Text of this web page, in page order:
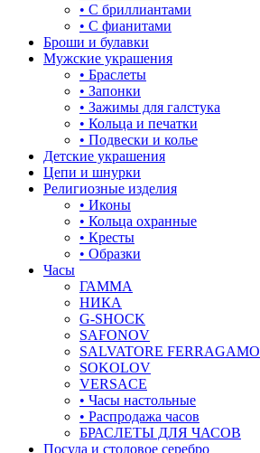
• С бриллиантами
• С фианитами
Броши и булавки
Мужские украшения
• Браслеты
• Запонки
• Зажимы для галстука
• Кольца и печатки
• Подвески и колье
Детские украшения
Цепи и шнурки
Религиозные изделия
• Иконы
• Кольца охранные
• Кресты
• Образки
Часы
ГАММА
НИКА
G-SHOCK
SAFONOV
SALVATORE FERRAGAMO
SOKOLOV
VERSACE
• Часы настольные
• Распродажа часов
БРАСЛЕТЫ ДЛЯ ЧАСОВ
Посуда и столовое серебро